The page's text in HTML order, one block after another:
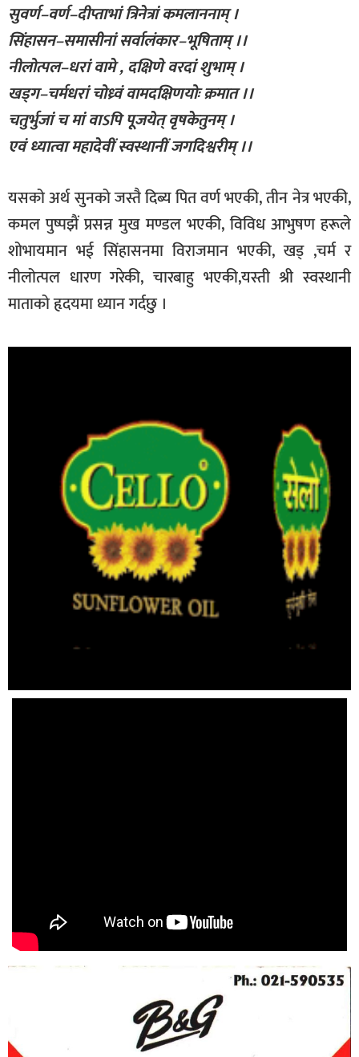
सुवर्ण–वर्ण–दीप्ताभां त्रिनेत्रां कमलाननाम् ।
सिंहासन–समासीनां सर्वालंकार–भूषिताम् ।।
नीलोत्पल–धरां वामे , दक्षिणे वरदां शुभाम् ।
खड्ग–चर्मधरां चोध्र्वं वामदक्षिणयोः क्रमात ।।
चतुर्भुजां च मां वाऽपि पूजयेत् वृषकेतुनम् ।
एवं ध्यात्वा महादेवीं स्वस्थानीं जगदिश्वरीम् ।।
यसको अर्थ सुनको जस्तै दिब्य पित वर्ण भएकी, तीन नेत्र भएकी,
कमल पुष्पझैं प्रसन्न मुख मण्डल भएकी, विविध आभुषण हरूले
शोभायमान भई सिंहासनमा विराजमान भएकी, खड् ,चर्म र
नीलोत्पल धारण गरेकी, चारबाहु भएकी,यस्ती श्री स्वस्थानी
माताको हृदयमा ध्यान गर्दछु ।